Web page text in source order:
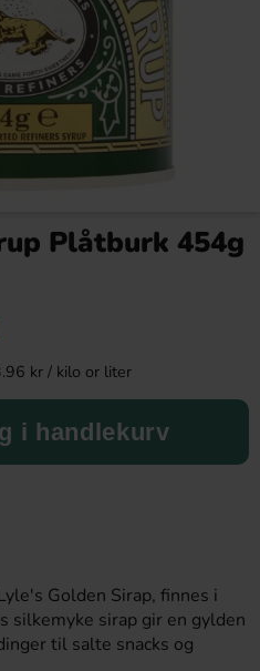
frutti 2.6kg
Plåtburk 454g
kr / kilo or liter
i handlekurv
Golden Sirap, finnes i
silkemyke sirap gir en gylden
til salte snacks og